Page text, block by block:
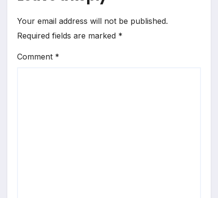
Your email address will not be published.
Required fields are marked *
Comment *